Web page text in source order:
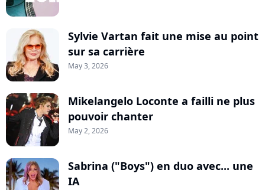
Sylvie Vartan fait une mise au point
sur sa carrière
May 3, 2026
Mikelangelo Loconte a failli ne plus
pouvoir chanter
May 2, 2026
Sabrina ("Boys") en duo avec... une
IA